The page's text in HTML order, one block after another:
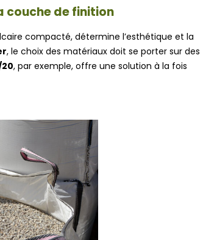
couche de finition
compacté, détermine l’esthétique et la
, le choix des matériaux doit se porter sur des
, par exemple, offre une solution à la fois